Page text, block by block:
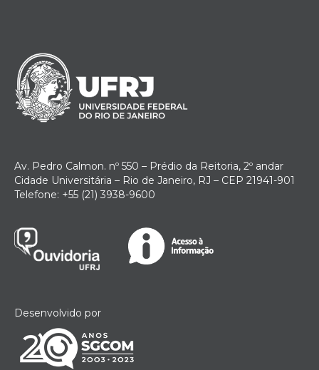
Av. Pedro Calmon. nº 550 – Prédio da Reitoria, 2º andar
Cidade Universitária – Rio de Janeiro, RJ – CEP 21941-901
Telefone: +55 (21) 3938-9600
Desenvolvido por